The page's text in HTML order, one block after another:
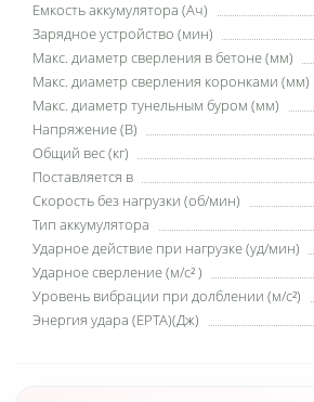
Емкость аккумулятора (Ач)
Зарядное устройство (мин)
Макс. диаметр сверления в бетоне (мм)
Макс. диаметр сверления коронками (мм)
Макс. диаметр тунельным буром (мм)
Напряжение (В)
Общий вес (кг)
Поставляется в
Скорость без нагрузки (об/мин)
Тип аккумулятора
Ударное действие при нагрузке (уд/мин)
Ударное сверление (м/c² )
Уровень вибрации при долблении (м/с²)
Энергия удара (EPTA)(Дж)